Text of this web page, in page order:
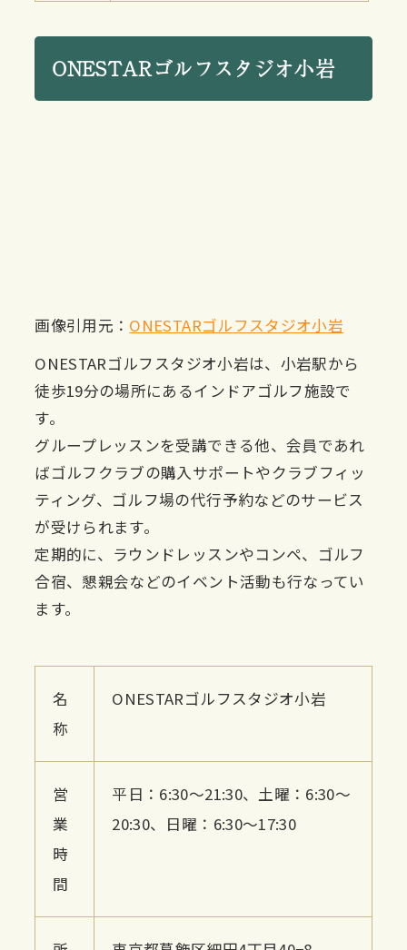
ONESTARゴルフスタジオ小岩
画像引用元： ONESTARゴルフスタジオ小岩
ONESTARゴルフスタジオ小岩は、小岩駅から
徒歩19分の場所にあるインドアゴルフ施設で
す。
グループレッスンを受講できる他、会員であれ
ばゴルフクラブの購入サポートやクラブフィッ
ティング、ゴルフ場の代行予約などのサービス
が受けられます。
定期的に、ラウンドレッスンやコンペ、ゴルフ
合宿、懇親会などのイベント活動も行なってい
ます。
名
称
ONESTARゴルフスタジオ小岩
営
業
時
間
平日：6:30〜21:30、土曜：6:30〜
20:30、日曜：6:30〜17:30